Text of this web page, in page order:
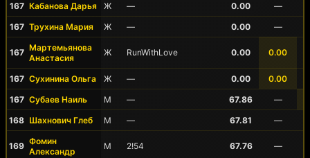
167 Кабанова Дарья Ж — 0.00
—
167 Трухина Мария Ж — 0.00 —
167 Мартемьянова
Анастасия
Ж RunWithLove 0.00 0.00
167 Сухинина Ольга Ж — 0.00
0.00
167 Субаев Наиль М — 67.86 —
168 Шахнович Глеб М — 67.81 —
169 Фомин
Александр
М 2!54 67.76 —